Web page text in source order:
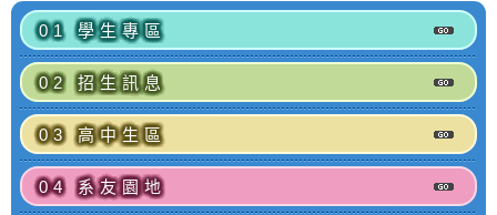
01 學生專區
02 招生訊息
03 高中生區
04 系友園地